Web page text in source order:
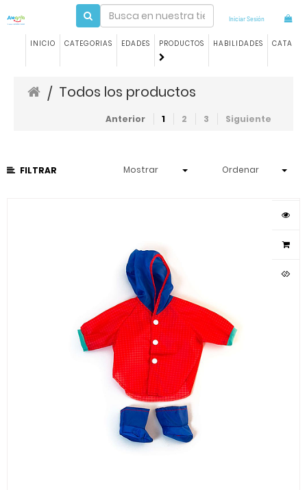
Iniciar Sesión
INICIO CATEGORIAS EDADES PRODUCTOS HABILIDADES
/ Todos los productos
Anterior 1 2 3 Siguiente
FILTRAR Mostrar Ordenar